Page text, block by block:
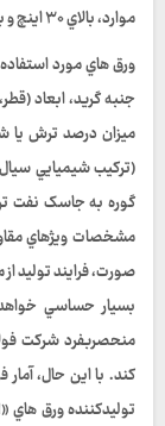
موارد، بالاي ۳۰ اينچ و براي لوله هاي انتقال گاز عمدتا بالاي ۲۴ اينج است.
ورق هاي مورد
جنبه گريد، ابعاد
ميزان درصد ترش يا
گوره به جاسک نفت
صورت، فرايند توليد
بسيار حساسي
منحصربفرد شرکت
کند. با اين حال،